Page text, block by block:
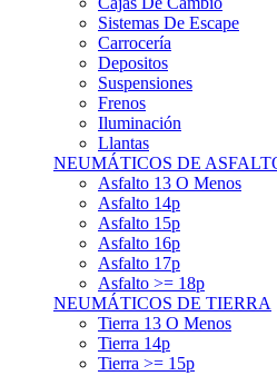
Carrocería
Depositos
Suspensiones
Frenos
Iluminación
Llantas
NEUMÁTICOS DE ASFALTO
Asfalto 13 O Menos
Asfalto 14p
Asfalto 15p
Asfalto 16p
Asfalto 17p
Asfalto >= 18p
NEUMÁTICOS DE TIERRA
Tierra 13 O Menos
Tierra 14p
Tierra >= 15p
Offroad Y 4x4